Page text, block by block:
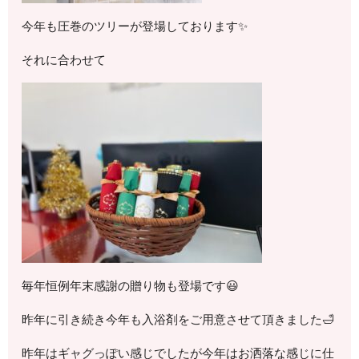
今年も圧巻のツリーが登場しております✨
それに合わせて
毎年恒例年末感謝の贈り物も登場です😃
昨年に引き続き今年も入浴剤をご用意させて頂きました🛁
昨年はギャグっぽい感じでしたが今年はお洒落な感じに仕